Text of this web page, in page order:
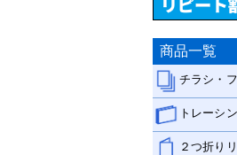
商品一覧
チラシ・
トレーシ
２つ折り